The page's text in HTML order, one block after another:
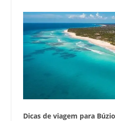
Dicas de viagem para